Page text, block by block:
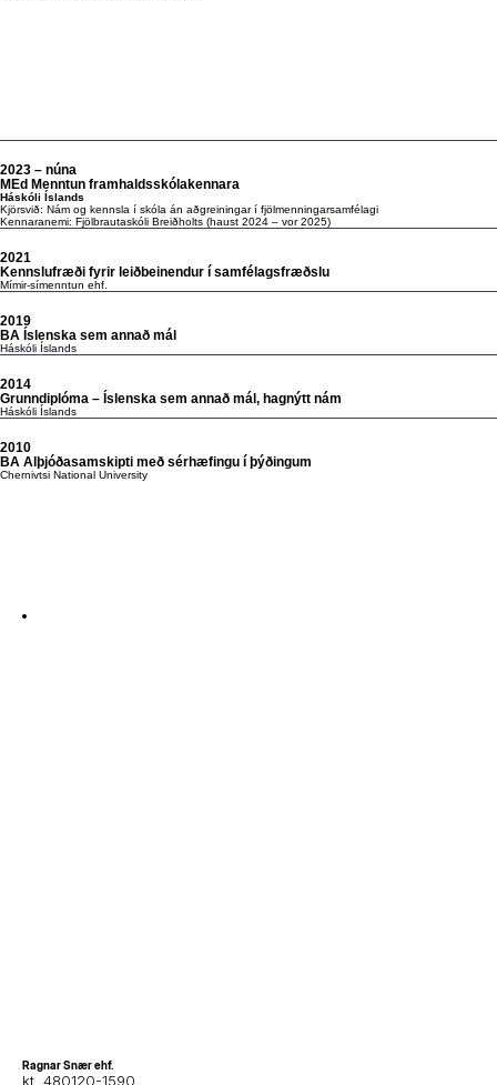
2023 – núna
MEd Menntun framhaldsskólakennara
Háskóli Íslands
Kjörsvið: Nám og kennsla í skóla án aðgreiningar í fjölmenningarsamfélagi
Kennaranemi: Fjölbrautaskóli Breiðholts (haust 2024 – vor 2025)
2021
Kennslufræði fyrir leiðbeinendur í samfélagsfræðslu
Mímir-símenntun ehf.
2019
BA Íslenska sem annað mál
Háskóli Íslands
2014
Grunndiplóma – Íslenska sem annað mál, hagnýtt nám
Háskóli Íslands
2010
BA Alþjóðasamskipti með sérhæfingu í þýðingum
Chernivtsi National University
Ragnar Snær ehf.
kt. 480120-1590